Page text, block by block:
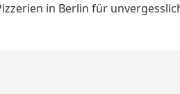
in Berlin für